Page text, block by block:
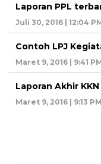
Laporan PPL
Juli 30, 2016 | 12:04
Contoh LPJ
Maret 9, 2016 | 9:41
Laporan Akhir KKN
Maret 9, 2016 | 9:13